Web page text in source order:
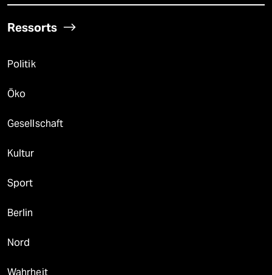
Ressorts
Politik
Öko
Gesellschaft
Kultur
Sport
Berlin
Nord
Wahrheit